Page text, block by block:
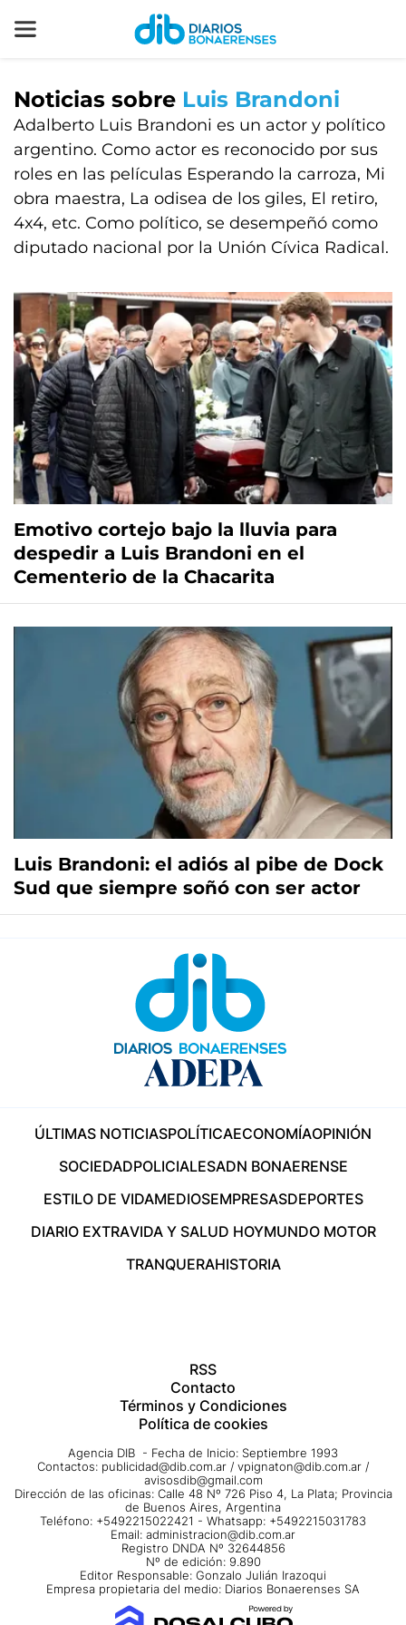
Noticias sobre Luis Brandoni
Adalberto Luis Brandoni es un actor y político
argentino.​ Como actor es reconocido por sus
roles en las películas Esperando la carroza, Mi
obra maestra, La odisea de los giles, El retiro,
4x4, etc. Como político, se desempeñó como
diputado nacional por la Unión Cívica Radical.
Emotivo cortejo bajo la lluvia para
despedir a Luis Brandoni en el
Cementerio de la Chacarita
Luis Brandoni: el adiós al pibe de Dock
Sud que siempre soñó con ser actor
ÚLTIMAS NOTICIASPOLÍTICAECONOMÍAOPINIÓN
SOCIEDADPOLICIALESADN BONAERENSE
ESTILO DE VIDAMEDIOSEMPRESASDEPORTES
DIARIO EXTRAVIDA Y SALUD HOYMUNDO MOTOR
TRANQUERAHISTORIA
RSS
Contacto
Términos y Condiciones
Política de cookies
Agencia DIB - Fecha de Inicio: Septiembre 1993
Contactos: publicidad@dib.com.ar / vpignaton@dib.com.ar /
avisosdib@gmail.com
Dirección de las oficinas: Calle 48 Nº 726 Piso 4, La Plata; Provincia
de Buenos Aires, Argentina
Teléfono: +5492215022421 - Whatsapp: +5492215031783
Email: administracion@dib.com.ar
Registro DNDA Nº 32644856
Nº de edición: 9.890
Editor Responsable: Gonzalo Julián Irazoqui
Empresa propietaria del medio: Diarios Bonaerenses SA